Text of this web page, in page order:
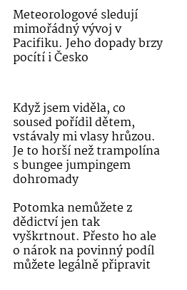
Meteorologové sledují
mimořádný vývoj v
Pacifiku. Jeho dopady brzy
pocítí i Česko
Když jsem viděla, co
soused pořídil dětem,
vstávaly mi vlasy hrůzou.
Je to horší než trampolína
s bungee jumpingem
dohromady
Potomka nemůžete z
dědictví jen tak
vyškrtnout. Přesto ho ale
o nárok na povinný podíl
můžete legálně připravit